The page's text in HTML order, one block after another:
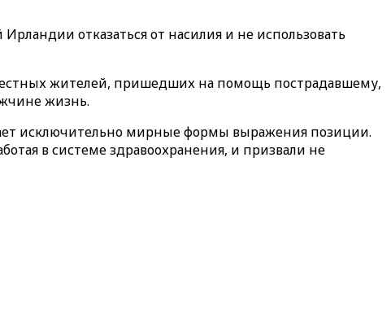
отказаться от насилия и не использовать
жителей, пришедших на помощь пострадавшему,
жизнь.
исключительно мирные формы выражения позиции.
в системе здравоохранения, и призвали не